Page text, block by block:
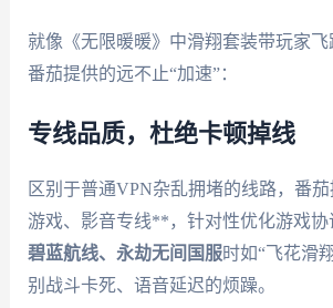
就像《无限暖暖》中滑翔套装带玩家飞
番茄提供的远不止“加速”：
专线品质，杜绝卡顿掉线
区别于普通VPN杂乱拥堵的线路，番
游戏、影音专线**，针对性优化游戏协
碧蓝航线、永劫无间国服时如“飞花滑
别战斗卡死、语音延迟的烦躁。